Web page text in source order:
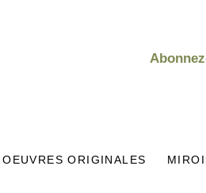
OEUVRES ORIGINALES